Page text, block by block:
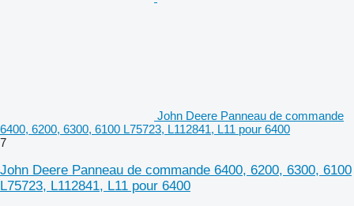
John Deere Panneau de commande
6400, 6200, 6300, 6100 L75723, L112841, L11 pour 6400
7
John Deere Panneau de commande 6400, 6200, 6300, 6100
L75723, L112841, L11 pour 6400